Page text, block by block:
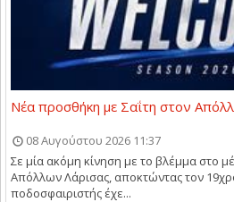
Νέα προσθήκη με Σαΐτη στον
08 Αυγούστου 2026 11:37
Σε μία ακόμη κίνηση με το βλέμμα στο
Απόλλων Λάρισας, αποκτώντας τον
ποδοσφαιριστής έχε...